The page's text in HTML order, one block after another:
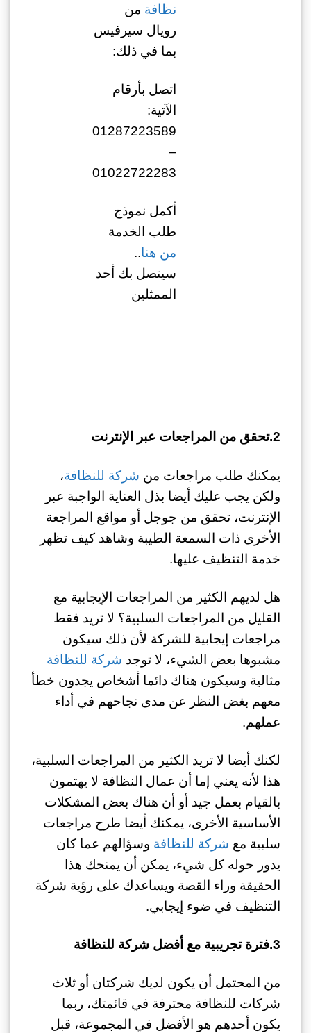
نظافة من
رويال سيرفيس
بما في ذلك:
اتصل بأرقام
الآتية:
01287223589
–
01022722283
أكمل نموذج
طلب الخدمة
من هنا..
سيتصل بك أحد
الممثلين
2.تحقق من المراجعات عبر الإنترنت
يمكنك طلب مراجعات من شركة للنظافة،
ولكن يجب عليك أيضا بذل العناية الواجبة عبر
الإنترنت، تحقق من جوجل أو مواقع المراجعة
الأخرى ذات السمعة الطيبة وشاهد كيف تظهر
خدمة التنظيف عليها.
هل لديهم الكثير من المراجعات الإيجابية مع
القليل من المراجعات السلبية؟ لا تريد فقط
مراجعات إيجابية للشركة لأن ذلك سيكون
مشبوها بعض الشيء، لا توجد شركة للنظافة
مثالية وسيكون هناك دائما أشخاص يجدون خطأ
معهم بغض النظر عن مدى نجاحهم في أداء
عملهم.
لكنك أيضا لا تريد الكثير من المراجعات السلبية،
هذا لأنه يعني إما أن عمال النظافة لا يهتمون
بالقيام بعمل جيد أو أن هناك بعض المشكلات
الأساسية الأخرى، يمكنك أيضا طرح مراجعات
سلبية مع شركة للنظافة وسؤالهم عما كان
يدور حوله كل شيء، يمكن أن يمنحك هذا
الحقيقة وراء القصة ويساعدك على رؤية شركة
التنظيف في ضوء إيجابي.
3.فترة تجريبية مع أفضل شركة للنظافة
من المحتمل أن يكون لديك شركتان أو ثلاث
شركات للنظافة محترفة في قائمتك، ربما
يكون أحدهم هو الأفضل في المجموعة، قبل